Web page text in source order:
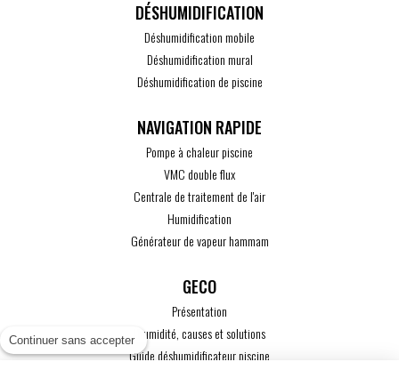
Continuer sans accepter
DÉSHUMIDIFICATION
Déshumidification mobile
Déshumidification mural
Déshumidification de piscine
Pompe à chaleur piscine
VMC double flux
Centrale de traitement de l'air
Humidification
Générateur de vapeur hammam
GECO
Présentation
L'humidité, causes et solutions
Guide déshumidificateur piscine